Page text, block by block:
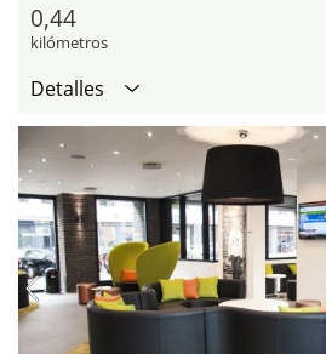
0,44
kilómetros
Detalles